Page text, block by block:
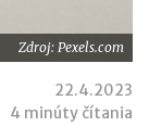
Zdroj: Pexels.com
22.4.2023
4 minúty čítania